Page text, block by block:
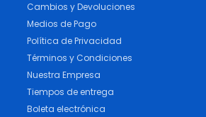
Cambios y Devoluciones
Medios de Pago
Política de Privacidad
Términos y Condiciones
Nuestra Empresa
Tiempos de entrega
Boleta electrónica